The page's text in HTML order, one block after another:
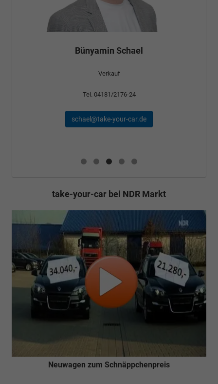
Bünyamin Schael
Verkauf
Tel. 04181/2176-24
schael@take-your-car.de
take-your-car bei NDR Markt
Neuwagen zum Schnäppchenpreis